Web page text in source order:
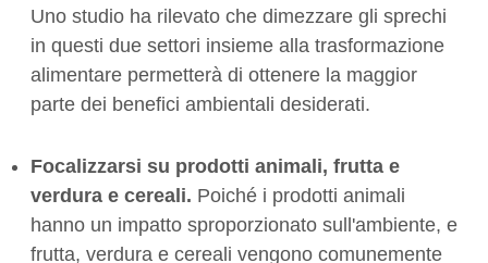
Uno studio ha rilevato che dimezzare gli sprechi
in questi due settori insieme alla trasformazione
alimentare permetterà di ottenere la maggior
parte dei benefici ambientali desiderati.
Focalizzarsi su prodotti animali, frutta e
verdura e cereali. Poiché i prodotti animali
hanno un impatto sproporzionato sull'ambiente, e
frutta, verdura e cereali vengono comunemente